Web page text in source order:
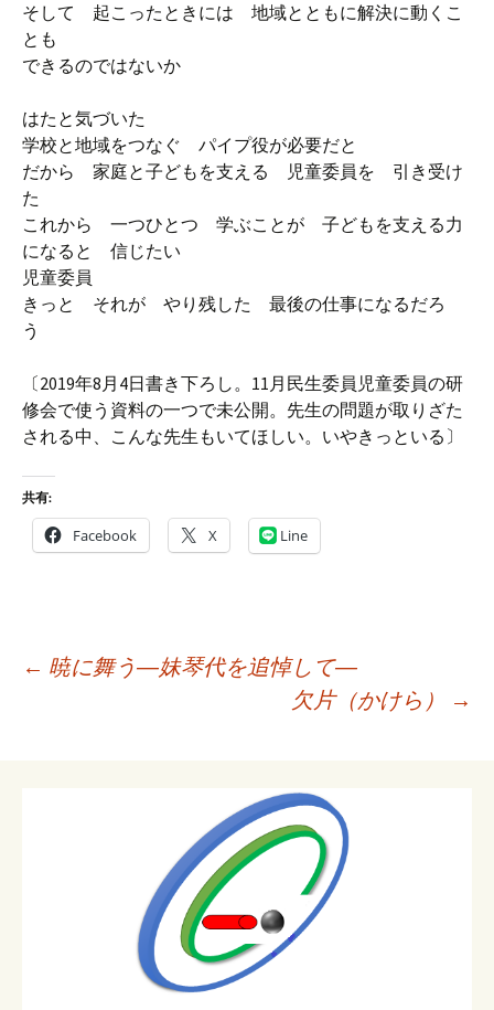
そして 起こったときには 地域とともに解決に動くこ
とも
できるのではないか
はたと気づいた
学校と地域をつなぐ パイプ役が必要だと
だから 家庭と子どもを支える 児童委員を 引き受け
た
これから 一つひとつ 学ぶことが 子どもを支える力
になると 信じたい
児童委員
きっと それが やり残した 最後の仕事になるだろ
う
〔2019年8月4日書き下ろし。11月民生委員児童委員の研
修会で使う資料の一つで未公開。先生の問題が取りざた
される中、こんな先生もいてほしい。いやきっといる〕
共有:
Facebook X Line
← 暁に舞う―妹琴代を追悼して―
欠片（かけら）
→